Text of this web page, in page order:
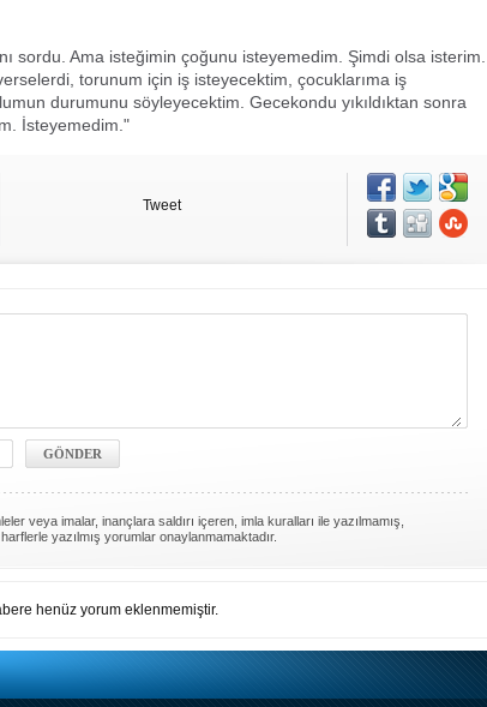
sordu. Ama isteğimin çoğunu isteyemedim. Şimdi olsa isterim.
torunum için iş isteyecektim, çocuklarıma iş
durumunu söyleyecektim. Gecekondu yıkıldıktan sonra
İsteyemedim."
Tweet
veya imalar, inançlara saldırı içeren, imla kuralları ile yazılmamış,
yazılmış yorumlar onaylanmamaktadır.
henüz yorum eklenmemiştir.